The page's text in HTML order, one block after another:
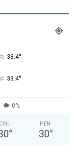
33.4°
33.4°
0%
CSÜ
°
PÉN
30°